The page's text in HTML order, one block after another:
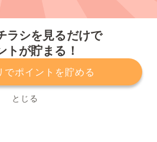
ラシを見るだけで
トが貯まる！
でポイントを貯める
とじる
シー 利用規約
運営会社
い合わせ